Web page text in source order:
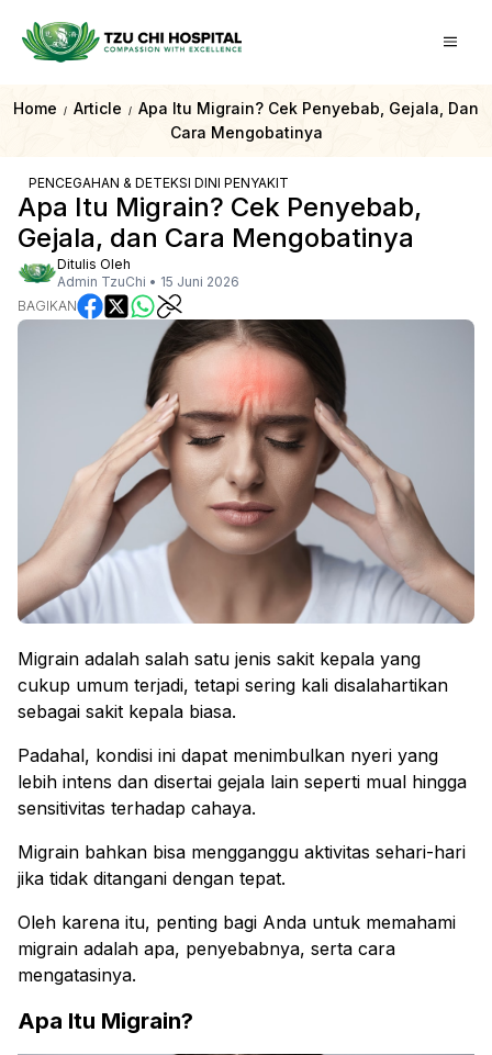
Home / Article / Apa Itu Migrain? Cek Penyebab, Gejala, Dan
Cara Mengobatinya
PENCEGAHAN & DETEKSI DINI PENYAKIT
Apa Itu Migrain? Cek Penyebab,
Gejala, dan Cara Mengobatinya
Ditulis Oleh
Admin TzuChi • 15 Juni 2026
BAGIKAN
Migrain adalah salah satu jenis sakit kepala yang
cukup umum terjadi, tetapi sering kali disalahartikan
sebagai sakit kepala biasa.
Padahal, kondisi ini dapat menimbulkan nyeri yang
lebih intens dan disertai gejala lain seperti mual hingga
sensitivitas terhadap cahaya.
Migrain bahkan bisa mengganggu aktivitas sehari-hari
jika tidak ditangani dengan tepat.
Oleh karena itu, penting bagi Anda untuk memahami
migrain adalah apa, penyebabnya, serta cara
mengatasinya.
Apa Itu Migrain?